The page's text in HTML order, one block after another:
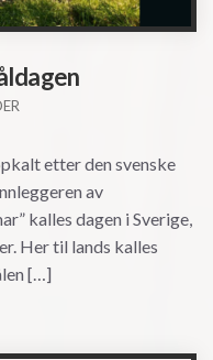
etter den svenske
av
kalles dagen i Sverige,
Her til lands kalles
[…]